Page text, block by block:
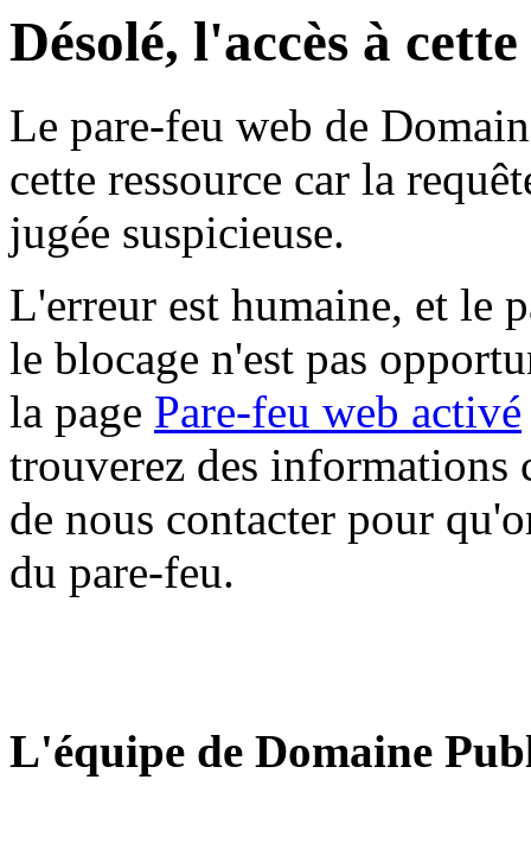
Désolé, l'accès à
Le pare-feu web de
cette ressource car la
jugée suspicieuse.
L'erreur est humaine, et le
le blocage n'est pas
la page Pare-feu web activé
trouverez des informations
de nous contacter pour
du pare-feu.
L'équipe de Domaine